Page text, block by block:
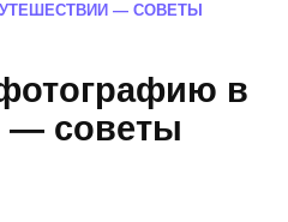
— СОВЕТЫ
в
— советы